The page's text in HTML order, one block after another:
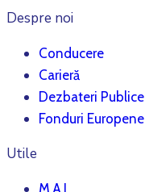
Despre noi
Conducere
Carieră
Dezbateri Publice
Fonduri Europene
Utile
M.A.I.